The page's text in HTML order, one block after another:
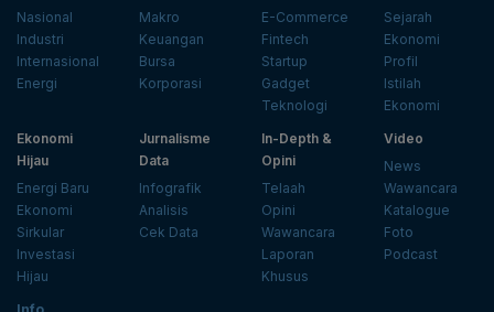
Nasional
Industri
Internasional
Energi
Makro
Keuangan
Bursa
Korporasi
E-Commerce
Fintech
Startup
Gadget
Teknologi
Sejarah
Ekonomi
Profil
Istilah
Ekonomi
Ekonomi
Hijau
Energi Baru
Ekonomi
Sirkular
Investasi
Hijau
Jurnalisme
Data
Infografik
Analisis
Cek Data
In-Depth &
Opini
Telaah
Opini
Wawancara
Laporan
Khusus
Video
News
Wawancara
Katalogue
Foto
Podcast